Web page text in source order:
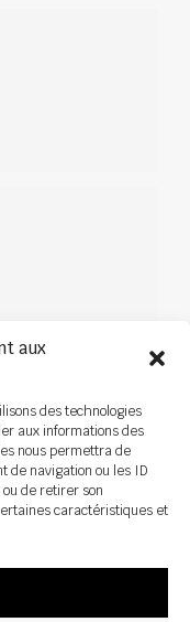
aux
des technologies
aux informations des
nous permettra de
de navigation ou les ID
de retirer son
caractéristiques et